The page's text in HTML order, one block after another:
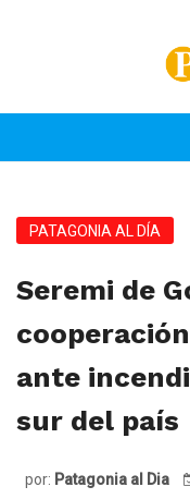
PATAGONIA AL DÍA
Seremi de
ante
sur del país
por: Patagonia al Dia